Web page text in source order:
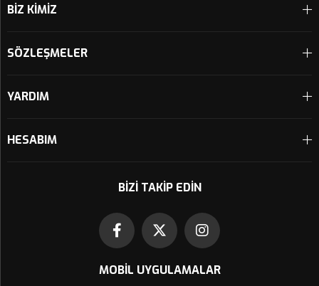
BİZ KİMİZ
SÖZLEŞMELER
YARDIM
HESABIM
BIZI TAKIP EDIN
MOBIL UYGULAMALAR